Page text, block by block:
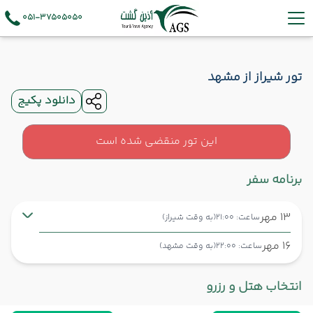
051-37505050
تور شیراز از مشهد
دانلود پکیج
این تور منقضی شده است
برنامه سفر
13 مهر ساعت: 21:00 (به وقت شیراز)
16 مهر ساعت: 22:00 (به وقت مشهد)
شروع سفر شیراز ,
انتخاب هتل و رزرو